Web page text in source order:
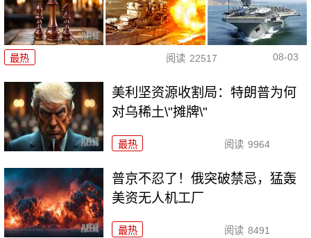
最热 阅读 22517 08-03
美利坚资源收割局：特朗普为何
对乌稀土\"摊牌\"
最热 阅读 9964
普京不忍了！俄突破禁忌，猛轰
美资无人机工厂
最热 阅读 8491